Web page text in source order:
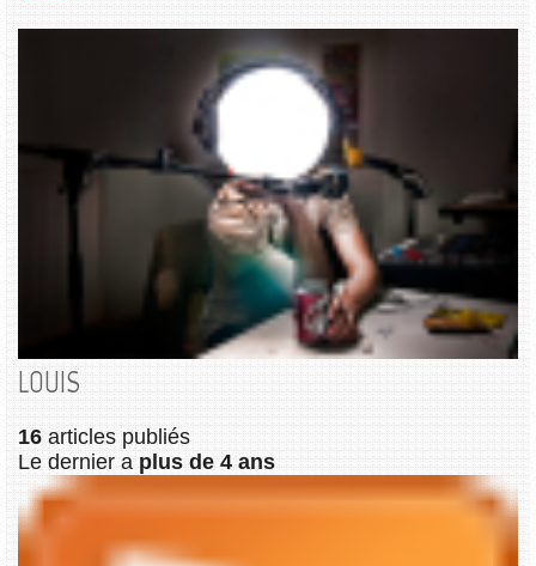
LOUIS
16 articles publiés
Le dernier a plus de 4 ans